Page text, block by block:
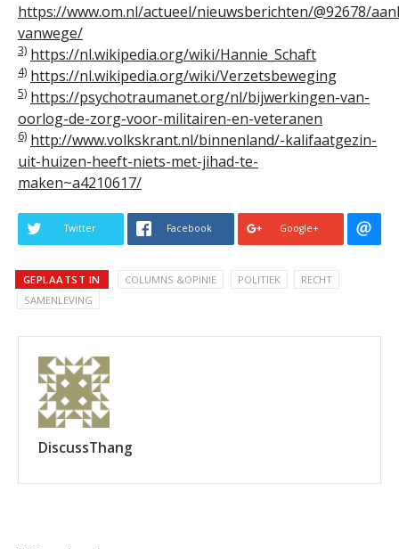
https://www.om.nl/actueel/nieuwsberichten/@92678/
vanwege/
3) https://nl.wikipedia.org/wiki/Hannie_Schaft
4) https://nl.wikipedia.org/wiki/Verzetsbeweging
5) https://psychotraumanet.org/nl/bijwerkingen-van-
oorlog-de-zorg-voor-militairen-en-veteranen
6) http://www.volkskrant.nl/binnenland/-kalifaatgezin-
uit-huizen-heeft-niets-met-jihad-te-
maken~a4210617/
Twitter Facebook Google+
GEPLAATST IN COLUMNS &OPINIE POLITIEK
RECHT
SAMENLEVING
DiscussThang